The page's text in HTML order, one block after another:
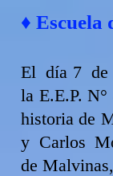
♦ Escuela
El día 7 de
la E.E.P.
historia de
y Carlos
de